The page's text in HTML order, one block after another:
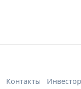
Контакты